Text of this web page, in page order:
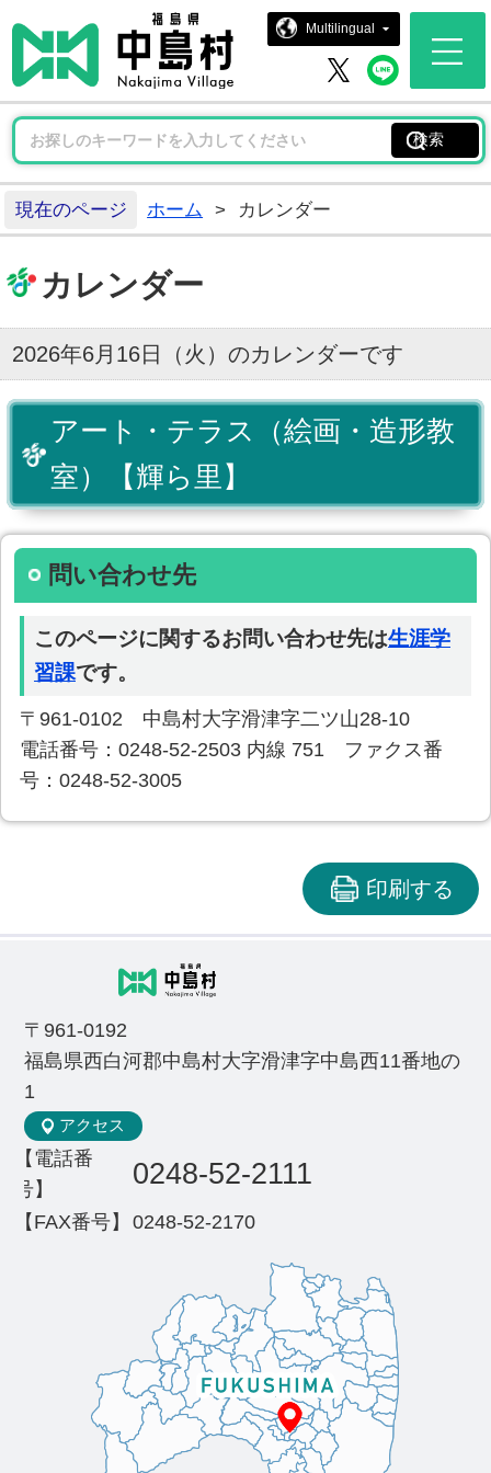
中島村ホ
Multilingual
中島村 X中島
現在のページ ホーム > カレンダー
カレンダー
2026年6月16日（火）のカレンダーです
アート・テラス（絵画・造形教
室）【輝ら里】
問い合わせ先
このページに関するお問い合わせ先は生涯学
習課です。
〒961-0102 中島村大字滑津字二ツ山28-10
電話番号：0248-52-2503 内線 751 ファクス番
号：0248-52-3005
印刷する
〒961-0192
福島県西白河郡中島村大字滑津字中島西11番地の
1
アクセス
【電話番
号】
0248-52-2111
【FAX番号】 0248-52-2170